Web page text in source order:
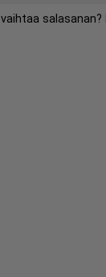
salasanan?